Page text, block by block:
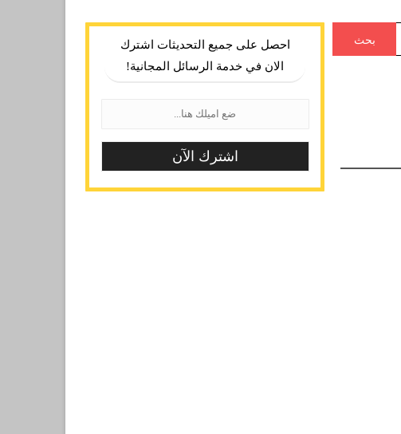
بحث
احصل على جميع التحديثات اشترك
الان في خدمة الرسائل المجانية!